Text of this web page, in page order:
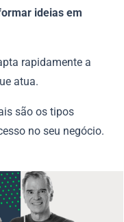
ideias em
rapidamente a
atua.
são os tipos
no seu negócio.